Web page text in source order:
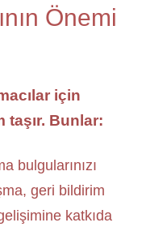
Önemi
için
taşır. Bunlar:
bulgularınızı
geri bildirim
katkıda